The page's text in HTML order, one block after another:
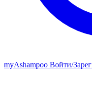
myAshampoo Войти/